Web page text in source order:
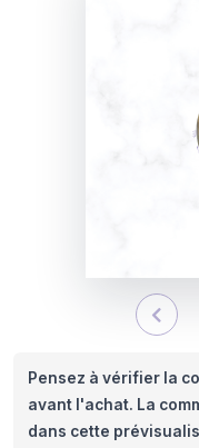
Pensez à vérifier la
avant l'achat. La
dans cette